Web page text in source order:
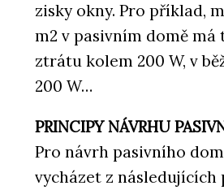
zisky okny. Pro příklad,
m2 v pasivním domě má
ztrátu kolem 200 W, v
200 W…
PRINCIPY NÁVRHU
Pro návrh pasivního
vycházet z následujících